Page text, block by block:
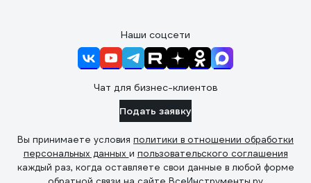
Наши соцсети
Чат для бизнес-клиентов
Подать заявку
Вы принимаете условия политики в отношении обработки
персональных данных и пользовательского соглашения
каждый раз, когда оставляете свои данные в любой форме